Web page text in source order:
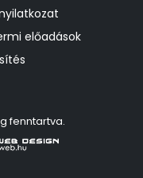
előadások
fenntartva.